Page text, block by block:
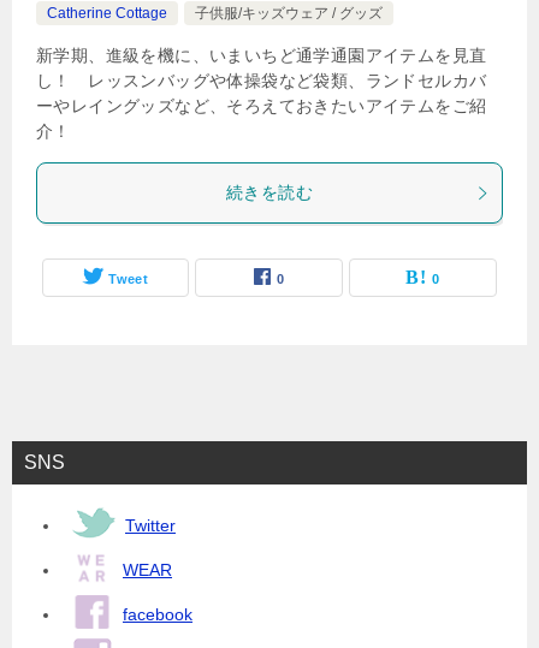
Catherine Cottage
子供服/キッズウェア / グッズ
新学期、進級を機に、いまいちど通学通園アイテムを見直
し！ レッスンバッグや体操袋など袋類、ランドセルカバ
ーやレイングッズなど、そろえておきたいアイテムをご紹
介！
続きを読む
Tweet 0 0
SNS
Twitter
WEAR
facebook